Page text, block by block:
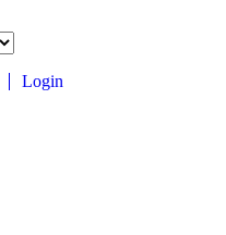
Login